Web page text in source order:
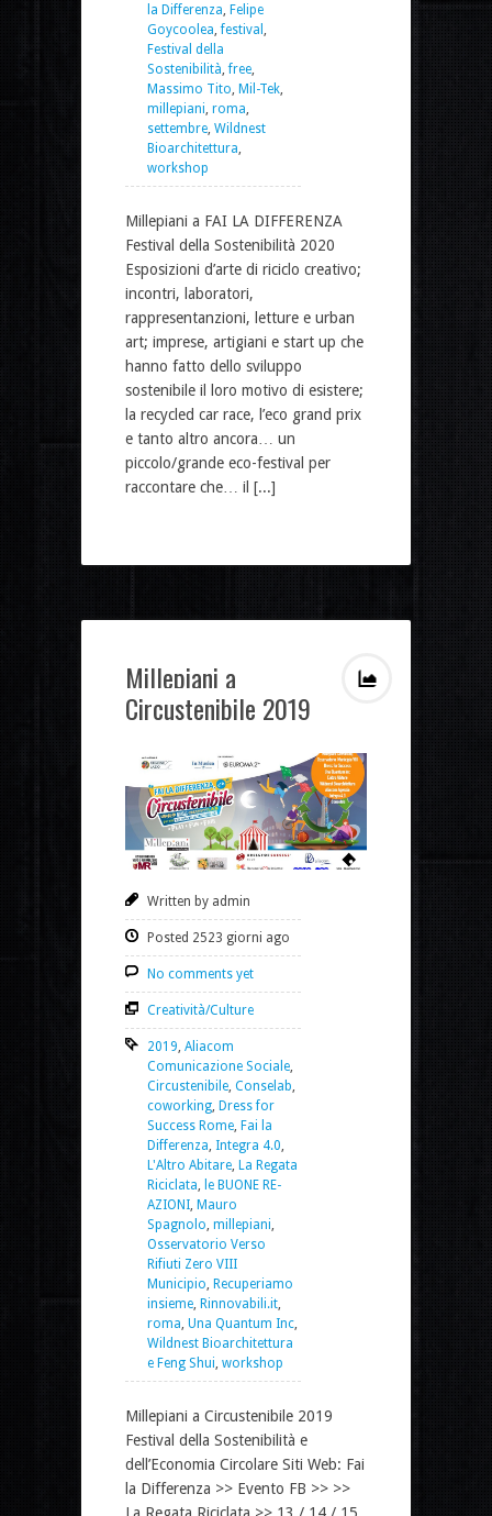
la Differenza Felipe
Goycoolea ,festival
Festival della
Sostenibilità ,free
Massimo Tito Mil-Tek
millepiani roma
settembre Wildnest
Bioarchitettura
workshop
Millepiani a FAI LA DIFFERENZA
Festival della Sostenibilità 2020
Esposizioni d’arte di riciclo creativo;
incontri, laboratori,
rappresentanzioni, letture e urban
art; imprese, artigiani e start up che
hanno fatto dello sviluppo
sostenibile il loro motivo di esistere;
la recycled car race, l’eco grand prix
e tanto altro ancora… un
piccolo/grande eco-festival per
raccontare che… il [...]
Millepiani a
Circustenibile 2019
Written by admin
Posted 2523 giorni ago
No comments yet
Creatività/Culture
2019, Aliacom
Comunicazione Sociale,
Circustenibile, Conselab,
coworking, Dress for
Success Rome, Fai la
Differenza, Integra 4.0,
L'Altro Abitare, La Regata
Riciclata, le BUONE RE-
AZIONI, Mauro
Spagnolo, millepiani,
Osservatorio Verso
Rifiuti Zero VIII
Municipio, Recuperiamo
insieme, Rinnovabili.it,
roma, Una Quantum Inc,
Wildnest Bioarchitettura
e Feng Shui, workshop
Millepiani a Circustenibile 2019
Festival della Sostenibilità e
dell’Economia Circolare Siti Web: Fai
la Differenza >> Evento FB >> >>